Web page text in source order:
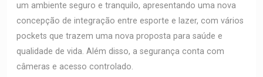
um ambiente seguro e tranquilo, apresentando uma nova
concepção de integração entre esporte e lazer, com vários
pockets que trazem uma nova proposta para saúde e
qualidade de vida. Além disso, a segurança conta com
câmeras e acesso controlado.